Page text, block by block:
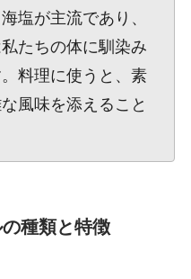
塩が主流であり、
たちの体に馴染み
料理に使うと、素
風味を添えること
種類と特徴